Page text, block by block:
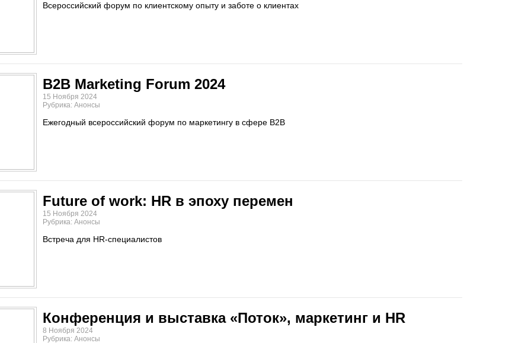
Всероссийский форум по клиентскому опыту и заботе о клиентах
B2B Marketing Forum 2024
15 Ноября 2024
Рубрика: Анонсы
Ежегодный всероссийский форум по маркетингу в сфере B2B
Future of work: HR в эпоху перемен
15 Ноября 2024
Рубрика: Анонсы
Встреча для HR-специалистов
Конференция и выставка «Поток», маркетинг и HR
8 Ноября 2024
Рубрика: Анонсы